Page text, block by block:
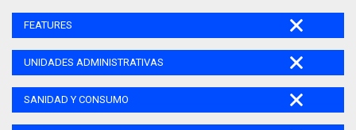
FEATURES
UNIDADES ADMINISTRATIVAS
SANIDAD Y CONSUMO